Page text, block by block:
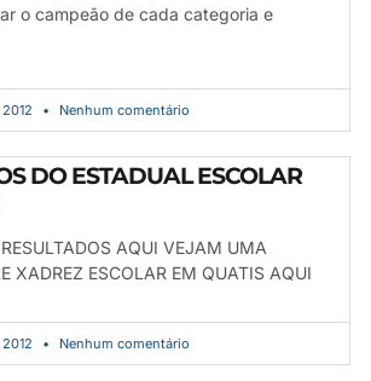
o campeão de cada categoria e
Nenhum comentário
DO ESTADUAL ESCOLAR
AQUI VEJAM UMA
XADREZ ESCOLAR EM QUATIS AQUI
Nenhum comentário